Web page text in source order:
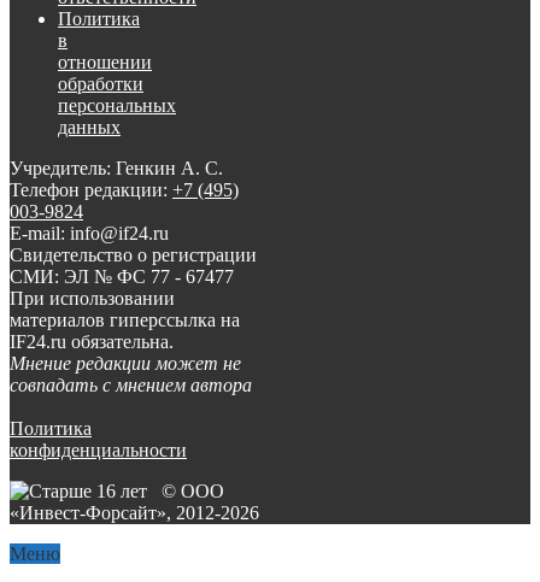
Политика
в
отношении
обработки
персональных
данных
Учредитель: Генкин А. С.
Телефон редакции: +7 (495)
003-9824
E-mail: info@if24.ru
Свидетельство о регистрации
СМИ: ЭЛ № ФС 77 - 67477
При использовании
материалов гиперссылка на
IF24.ru обязательна.
Мнение редакции может не
совпадать с мнением автора
Политика
конфиденциальности
© ООО
«Инвест-Форсайт», 2012-2026
Меню